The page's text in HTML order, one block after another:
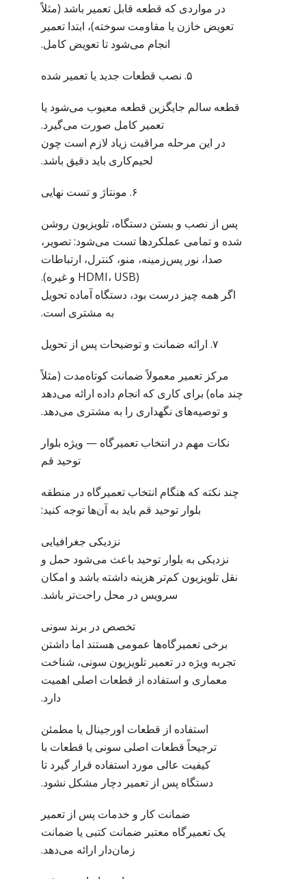
در مواردی که قطعه قابل تعمیر باشد (مثلاً
تعویض خازن یا مقاومت سوخته)، ابتدا تعمیر
انجام می‌شود تا تعویض کامل.
۵. نصب قطعات جدید یا تعمیر شده
قطعه سالم جایگزین قطعه معیوب می‌شود یا
تعمیر کامل صورت می‌گیرد.
در این مرحله مراقبت زیاد لازم است چون
لحیم‌کاری باید دقیق باشد.
۶. مونتاژ و تست نهایی
پس از نصب و بستن دستگاه، تلویزیون روشن
شده و تمامی عملکردها تست می‌شود: تصویر،
صدا، نور پس‌زمینه، منو، کنترل، ارتباطات
(HDMI، USB و غیره).
اگر همه چیز درست بود، دستگاه آماده تحویل
به مشتری است.
۷. ارائه ضمانت و توضیحات پس از تحویل
مرکز تعمیر معمولاً ضمانت کوتاه‌مدت (مثلاً
چند ماه) برای کاری که انجام داده ارائه می‌دهد
و توصیه‌های نگهداری را به مشتری می‌دهد.
نکات مهم در انتخاب تعمیرگاه — ویژه بلوار
توحید قم
چند نکته که هنگام انتخاب تعمیرگاه در منطقه
بلوار توحید قم باید به آن‌ها توجه کنید:
نزدیکی جغرافیایی
نزدیکی به بلوار توحید باعث می‌شود حمل و
نقل تلویزیون کم‌تر هزینه داشته باشد و امکان
سرویس در محل راحت‌تر باشد.
تخصص در برند سونی
برخی تعمیرگاه‌ها عمومی هستند اما داشتن
تجربه ویژه در تعمیر تلویزیون سونی، شناخت
معماری و استفاده از قطعات اصلی اهمیت
دارد.
استفاده از قطعات اورجینال یا مطمئن
ترجیحاً قطعات اصلی سونی یا قطعات با
کیفیت عالی مورد استفاده قرار گیرد تا
دستگاه پس از تعمیر دچار مشکل نشود.
ضمانت کار و خدمات پس از تعمیر
یک تعمیرگاه معتبر ضمانت کتبی یا ضمانت
زمان‌دار ارائه می‌دهد.